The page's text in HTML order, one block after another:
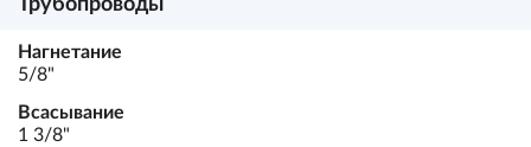
Трубопроводы
Нагнетание
5/8"
Всасывание
1 3/8"